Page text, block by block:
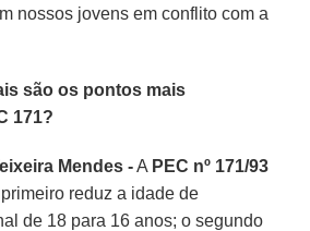
nossos jovens em conflito com a
são os pontos mais
171?
Mendes -A PEC nº 171/93
reduz a idade de
de 18 para 16 anos; o segundo